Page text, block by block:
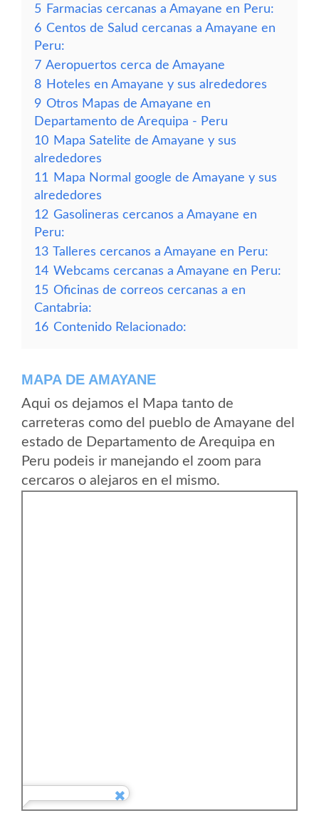
5 Farmacias cercanas a Amayane en Peru:
6 Centos de Salud cercanas a Amayane en
Peru:
7 Aeropuertos cerca de Amayane
8 Hoteles en Amayane y sus alrededores
9 Otros Mapas de Amayane en
Departamento de Arequipa - Peru
10 Mapa Satelite de Amayane y sus
alrededores
11
Mapa Normal google de Amayane y sus
alrededores
12 Gasolineras cercanos a Amayane en
Peru:
13 Talleres cercanos a Amayane en Peru:
14 Webcams cercanas a Amayane en Peru:
15 Oficinas de correos cercanas a en
Cantabria:
16 Contenido Relacionado:
MAPA DE AMAYANE
Aqui os dejamos el Mapa tanto de
carreteras como del pueblo de Amayane del
estado de Departamento de Arequipa en
Peru podeis ir manejando el zoom para
cercaros o alejaros en el mismo.